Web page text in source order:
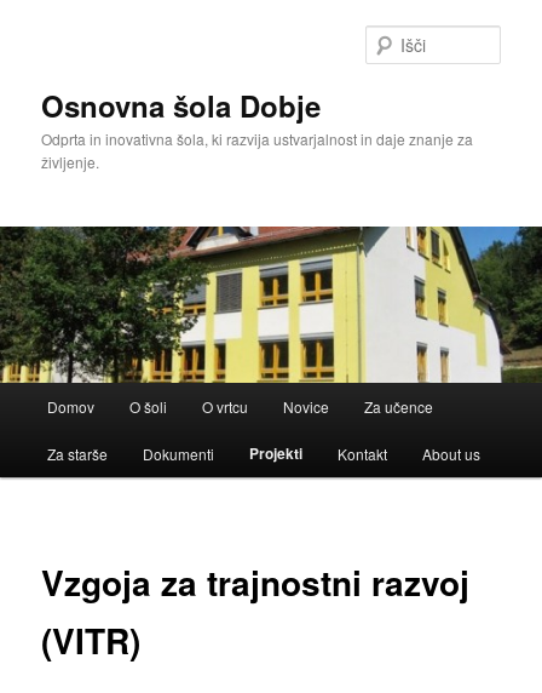
Osnovna šola Dobje
Odprta in inovativna šola, ki razvija ustvarjalnost in daje znanje za
življenje.
Domov O šoli O vrtcu Novice Za učence
Za starše Dokumenti Projekti Kontakt About us
Vzgoja za trajnostni razvoj
(VITR)